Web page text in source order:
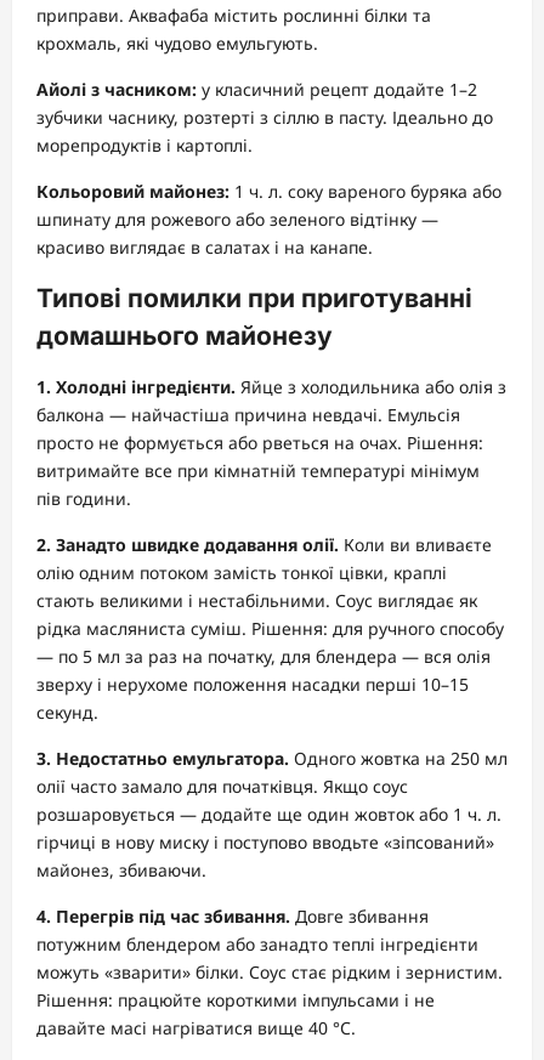
приправи. Аквафаба містить рослинні білки та
крохмаль, які чудово емульгують.
Айолі з часником: у класичний рецепт додайте 1–2
зубчики часнику, розтерті з сіллю в пасту. Ідеально до
морепродуктів і картоплі.
Кольоровий майонез: 1 ч. л. соку вареного буряка або
шпинату для рожевого або зеленого відтінку —
красиво виглядає в салатах і на канапе.
Типові помилки при приготуванні
домашнього майонезу
1. Холодні інгредієнти. Яйце з холодильника або олія з
балкона — найчастіша причина невдачі. Емульсія
просто не формується або рветься на очах. Рішення:
витримайте все при кімнатній температурі мінімум
пів години.
2. Занадто швидке додавання олії. Коли ви вливаєте
олію одним потоком замість тонкої цівки, краплі
стають великими і нестабільними. Соус виглядає як
рідка масляниста суміш. Рішення: для ручного способу
— по 5 мл за раз на початку, для блендера — вся олія
зверху і нерухоме положення насадки перші 10–15
секунд.
3. Недостатньо емульгатора. Одного жовтка на 250 мл
олії часто замало для початківця. Якщо соус
розшаровується — додайте ще один жовток або 1 ч. л.
гірчиці в нову миску і поступово вводьте «зіпсований»
майонез, збиваючи.
4. Перегрів під час збивання. Довге збивання
потужним блендером або занадто теплі інгредієнти
можуть «зварити» білки. Соус стає рідким і зернистим.
Рішення: працюйте короткими імпульсами і не
давайте масі нагріватися вище 40 °C.